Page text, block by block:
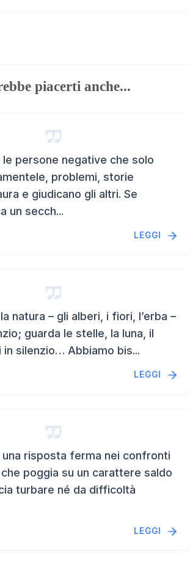
piacerti anche...
le persone negative che solo
problemi, storie
e giudicano gli altri. Se
un secch...
LEGGI
natura – gli alberi, i fiori, l’erba –
guarda le stelle, la luna, il
in silenzio… Abbiamo bis...
LEGGI
una risposta ferma nei confronti
poggia su un carattere saldo
turbare né da difficoltà
LEGGI